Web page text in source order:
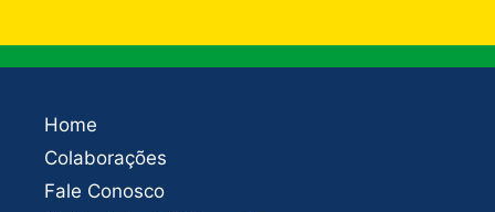
Home
Colaborações
Fale Conosco